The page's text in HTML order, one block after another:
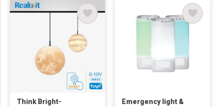
Think Bright-
Emergency light &